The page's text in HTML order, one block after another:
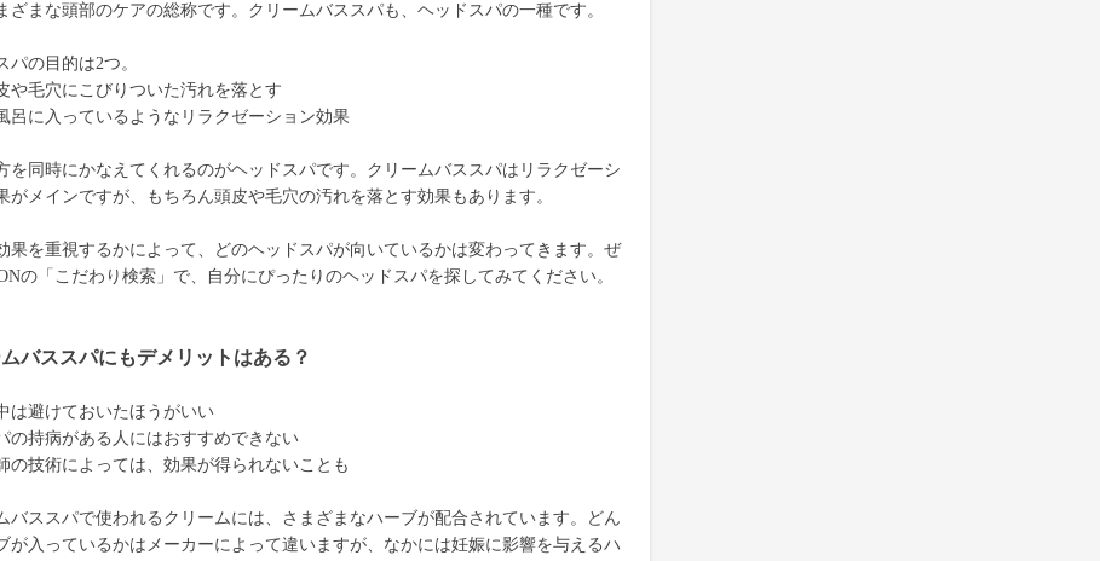
ざまな頭部のケアの総称です。クリームバススパも、ヘッドスパの一種です。
パの目的は2つ。
や毛穴にこびりついた汚れを落とす
呂に入っているようなリラクゼーション効果
を同時にかなえてくれるのがヘッドスパです。クリームバススパはリラクゼーシ
がメインですが、もちろん頭皮や毛穴の汚れを落とす効果もあります。
果を重視するかによって、どのヘッドスパが向いているかは変わってきます。ぜ
の「こだわり検索」で、自分にぴったりのヘッドスパを探してみてください。
バススパにもデメリットはある？
は避けておいたほうがいい
の持病がある人にはおすすめできない
の技術によっては、効果が得られないことも
バススパで使われるクリームには、さまざまなハーブが配合されています。どん
が入っているかはメーカーによって違いますが、なかには妊娠に影響を与えるハ